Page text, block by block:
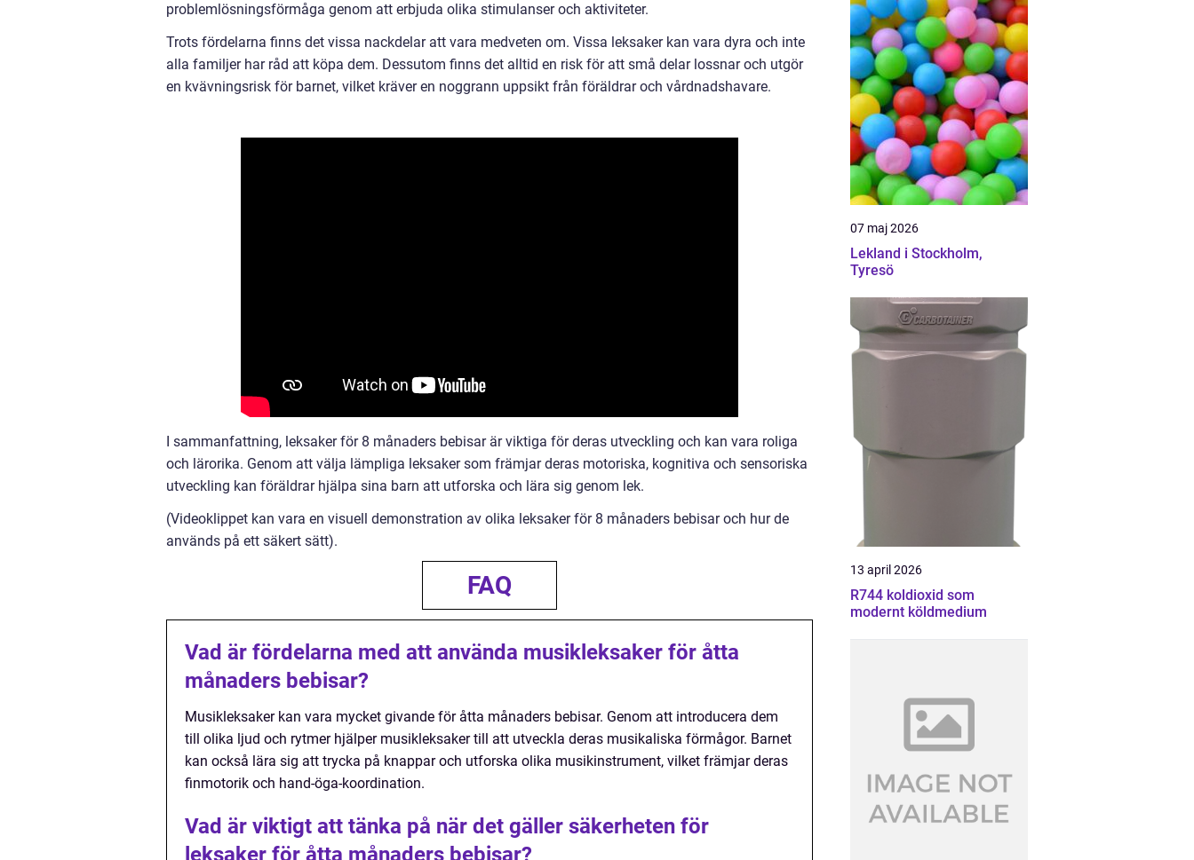
problemlösningsförmåga genom att erbjuda olika stimulanser och aktiviteter.
Trots fördelarna finns det vissa nackdelar att vara medveten om. Vissa leksaker kan vara dyra och inte
alla familjer har råd att köpa dem. Dessutom finns det alltid en risk för att små delar lossnar och utgör
en kvävningsrisk för barnet, vilket kräver en noggrann uppsikt från föräldrar och vårdnadshavare.
I sammanfattning, leksaker för 8 månaders bebisar är viktiga för deras utveckling och kan vara roliga
och lärorika. Genom att välja lämpliga leksaker som främjar deras motoriska, kognitiva och sensoriska
utveckling kan föräldrar hjälpa sina barn att utforska och lära sig genom lek.
(Videoklippet kan vara en visuell demonstration av olika leksaker för 8 månaders bebisar och hur de
används på ett säkert sätt).
FAQ
Vad är fördelarna med att använda musikleksaker för åtta
månaders bebisar?
Musikleksaker kan vara mycket givande för åtta månaders bebisar. Genom att introducera dem
till olika ljud och rytmer hjälper musikleksaker till att utveckla deras musikaliska förmågor. Barnet
kan också lära sig att trycka på knappar och utforska olika musikinstrument, vilket främjar deras
finmotorik och hand-öga-koordination.
Vad är viktigt att tänka på när det gäller säkerheten för
leksaker för åtta månaders bebisar?
07 maj 2026
Lekland i Stockholm,
Tyresö
13 april 2026
R744 koldioxid som
modernt köldmedium